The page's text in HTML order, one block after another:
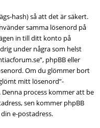
hash) så att det är säkert.
samma lösenord på
in till ditt konto på
under några som helst
phpBB eller
Om du glömmer bort
mitt lösenord”-
process kommer att be
sen kommer phpBB
e-postadress.